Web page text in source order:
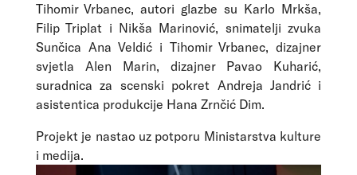
Tihomir Vrbanec, autori glazbe su Karlo Mrkša,
Filip Triplat i Nikša Marinović, snimatelji zvuka
Sunčica Ana Veldić i Tihomir Vrbanec, dizajner
svjetla Alen Marin, dizajner Pavao Kuharić,
suradnica za scenski pokret Andreja Jandrić i
asistentica produkcije Hana Zrnčić Dim.
Projekt je nastao uz potporu Ministarstva kulture
i medija.